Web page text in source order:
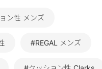
ン性 メンズ
#REGAL メンズ